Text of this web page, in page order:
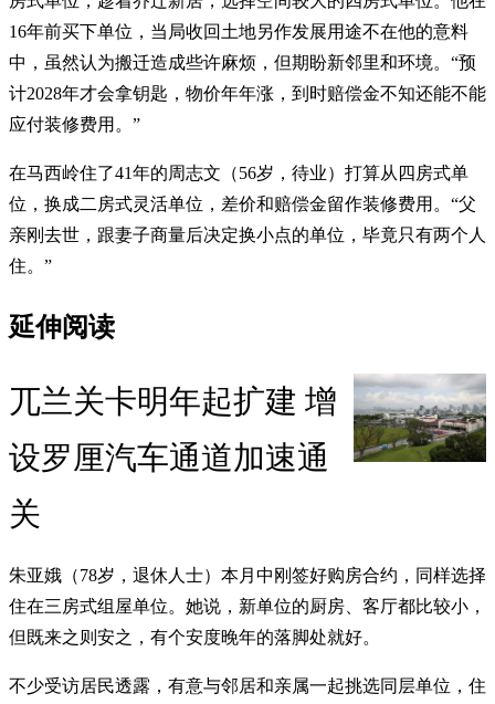
16年前买下单位，当局收回土地另作发展用途不在他的意料
中，虽然认为搬迁造成些许麻烦，但期盼新邻里和环境。“预
计2028年才会拿钥匙，物价年年涨，到时赔偿金不知还能不能
应付装修费用。”
在马西岭住了41年的周志文（56岁，待业）打算从四房式单
位，换成二房式灵活单位，差价和赔偿金留作装修费用。“父
亲刚去世，跟妻子商量后决定换小点的单位，毕竟只有两个人
住。”
延伸阅读
兀兰关卡明年起扩建 增
设罗厘汽车通道加速通
关
朱亚娥（78岁，退休人士）本月中刚签好购房合约，同样选择
住在三房式组屋单位。她说，新单位的厨房、客厅都比较小，
但既来之则安之，有个安度晚年的落脚处就好。
不少受访居民透露，有意与邻居和亲属一起挑选同层单位，住